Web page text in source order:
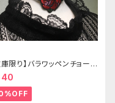
庫限り】バラワッペンチョーカ